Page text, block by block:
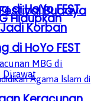
di HoYo FEST
Hidupkan
di HoYo FEST
Budaya
Korban